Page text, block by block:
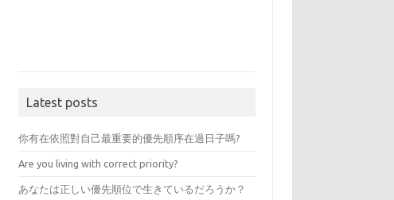
Latest posts
你有在依照對自己最重要的優先順序在過日子嗎?
Are you living with correct priority?
あなたは正しい優先順位で生きているだろうか？